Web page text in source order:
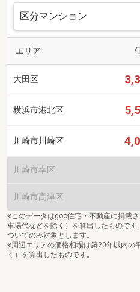
エリア
大田区
横浜市港北区
川崎市川崎区
川崎市幸区
川崎市高津区
※このデータはgoo住宅・不動産に掲載
車場代などを除く）を算出したもので
ついてのみ対象とします。
※周辺エリアの価格相場は築20年以内の
く）を算出したものです。